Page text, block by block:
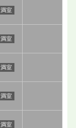
満室
満室
満室
満室
満室